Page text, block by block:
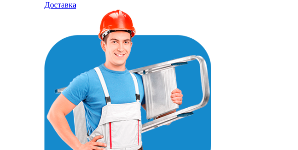
Доставка